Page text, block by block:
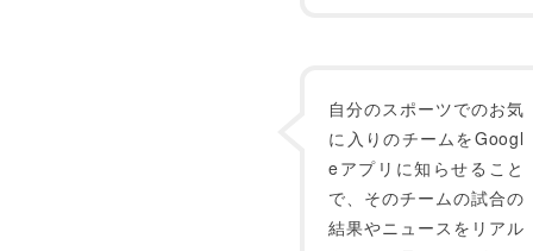
自分のスポーツでのお気
に入りのチームをGoogl
eアプリに知らせること
で、そのチームの試合の
結果やニュースをリアル